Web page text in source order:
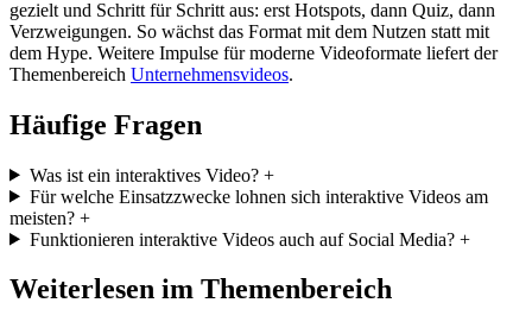
gezielt und Schritt für Schritt aus: erst Hotspots, dann Quiz, dann
Verzweigungen. So wächst das Format mit dem Nutzen statt mit
dem Hype. Weitere Impulse für moderne Videoformate liefert der
Themenbereich Unternehmensvideos.
Häufige Fragen
Was ist ein interaktives Video?+
Für welche Einsatzzwecke lohnen sich interaktive Videos am
meisten? +
Funktionieren interaktive Videos auch auf Social Media?+
Weiterlesen im Themenbereich